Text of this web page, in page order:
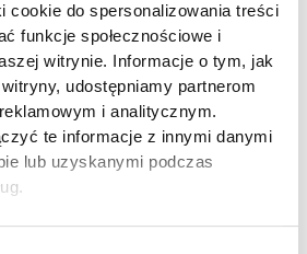
cookie do spersonalizowania treści
funkcje społecznościowe i
witrynie. Informacje o tym, jak
udostępniamy partnerom
i analitycznym.
te informacje z innymi danymi
lub uzyskanymi podczas
można o 32% zmniejszyć
Ale jaka kultura jest
IT? Czy w ogóle […]